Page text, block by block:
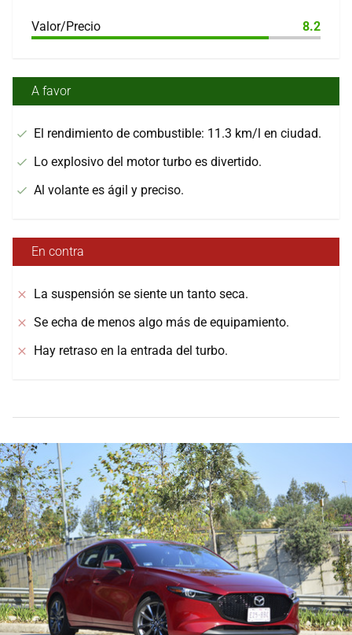
Valor/Precio 8.2
A favor
El rendimiento de combustible: 11.3 km/l en ciudad.
Lo explosivo del motor turbo es divertido.
Al volante es ágil y preciso.
En contra
La suspensión se siente un tanto seca.
Se echa de menos algo más de equipamiento.
Hay retraso en la entrada del turbo.